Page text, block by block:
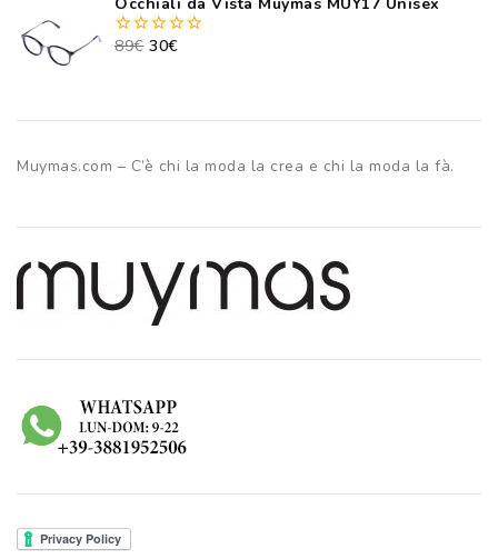
of
5
0
89€ 30€
Muymas.com – C’è chi la moda la crea e chi la moda la fà.